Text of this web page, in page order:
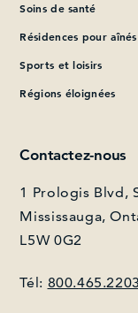
Soins de santé
Résidences pour aînés
Sports et loisirs
Régions éloignées
Contactez-nous
1 Prologis Blvd,
Mississauga,
L5W 0G2
Tél: 800.465.2203